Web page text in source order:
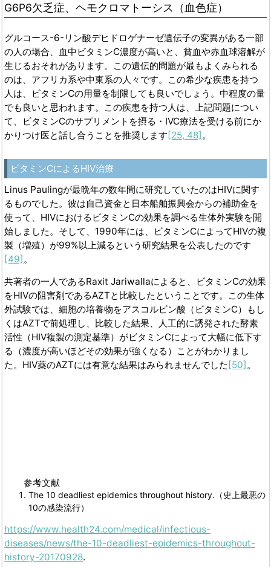
G6P6欠乏症、ヘモクロマトーシス（血色症）
グルコース-6-リン酸デヒドロゲナーゼ遺伝子の変異がある一部
の人の場合、血中ビタミンC濃度が高いと、貧血や赤血球溶解が
生じるおそれがあります。この遺伝的問題が最もよくみられる
のは、アフリカ系や中東系の人々です。この希少な疾患を持つ
人は、ビタミンCの用量を制限しても良いでしょう。中程度の量
でも良いと思われます。この疾患を持つ人は、上記問題につい
て、ビタミンCのサプリメントを摂る・IVC療法を受ける前にか
かりつけ医と話し合うことを推奨します [25, 48] 。
ビタミンCによるHIV治療
Linus Paulingが最晩年の数年間に研究していたのはHIVに関す
るものでした。彼は自己資金と日本船舶振興会からの補助金を
使って、HIVにおけるビタミンCの効果を調べる生体外実験を開
始しました。そして、1990年には、ビタミンCによってHIVの複
製（増殖）が99%以上減るという研究結果を公表したのです
[49] 。
共著者の一人であるRaxit Jariwallaによると、ビタミンCの効果
をHIVの阻害剤であるAZTと比較したということです。この生体
外試験では、細胞の培養物をアスコルビン酸（ビタミンC）もし
くはAZTで前処理し、比較した結果、人工的に誘発された酵素
活性（HIV複製の測定基準）がビタミンCによって大幅に低下す
る（濃度が高いほどその効果が強くなる）ことがわかりまし
た。HIV薬のAZTには有意な結果はみられませんでした [50] 。
参考文献
The 10 deadliest epidemics throughout history.（史上最悪の
10の感染流行）
https://www.health24.com/medical/infectious-
diseases/news/the-10-deadliest-epidemics-throughout-
history-20170928.